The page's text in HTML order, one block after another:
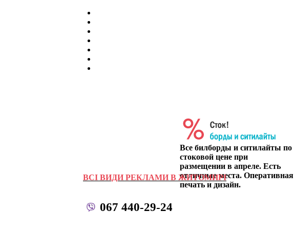
Все билборды и ситилайты по
стоковой цене при
размещении в апреле. Есть
отличные места. Оперативная
печать и дизайн.
ВСІ ВИДИ РЕКЛАМИ В ЖИТОМИРІ
067 440-29-24